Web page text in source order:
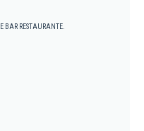
RESTAURANTE.